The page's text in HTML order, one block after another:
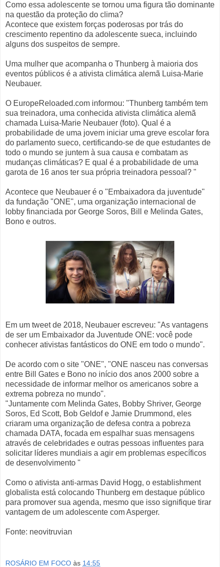
Como essa adolescente se tornou uma figura tão dominante
na questão da proteção do clima?
Acontece que existem forças poderosas por trás do
crescimento repentino da adolescente sueca, incluindo
alguns dos suspeitos de sempre.
Uma mulher que acompanha o Thunberg à maioria dos
eventos públicos é a ativista climática alemã Luisa-Marie
Neubauer.
O EuropeReloaded.com informou: "Thunberg também tem
sua treinadora, uma conhecida ativista climática alemã
chamada Luisa-Marie Neubauer (foto). Qual é a
probabilidade de uma jovem iniciar uma greve escolar fora
do parlamento sueco, certificando-se de que estudantes de
todo o mundo se juntem à sua causa e combatam as
mudanças climáticas? E qual é a probabilidade de uma
garota de 16 anos ter sua própria treinadora pessoal? "
Acontece que Neubauer é o "Embaixadora da juventude"
da fundação "ONE", uma organização internacional de
lobby financiada por George Soros, Bill e Melinda Gates,
Bono e outros.
Em um tweet de 2018, Neubauer escreveu: "As vantagens
de ser um Embaixador da Juventude ONE: você pode
conhecer ativistas fantásticos do ONE em todo o mundo".
De acordo com o site "ONE", "ONE nasceu nas conversas
entre Bill Gates e Bono no início dos anos 2000 sobre a
necessidade de informar melhor os americanos sobre a
extrema pobreza no mundo".
"Juntamente com Melinda Gates, Bobby Shriver, George
Soros, Ed Scott, Bob Geldof e Jamie Drummond, eles
criaram uma organização de defesa contra a pobreza
chamada DATA, focada em espalhar suas mensagens
através de celebridades e outras pessoas influentes para
solicitar líderes mundiais a agir em problemas específicos
de desenvolvimento "
Como o ativista anti-armas David Hogg, o establishment
globalista está colocando Thunberg em destaque público
para promover sua agenda, mesmo que isso signifique tirar
vantagem de um adolescente com Asperger.
Fonte: neovitruvian
ROSÁRIO EM FOCO às 14:55